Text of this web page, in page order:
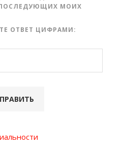
ПОСЛЕДУЮЩИХ МОИХ
ОТВЕТ ЦИФРАМИ: